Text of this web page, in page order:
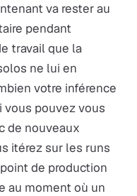
va rester au
pendant
travail que la
ne lui en
votre inférence
vous pouvez vous
de nouveaux
itérez sur les runs
de production
au moment où un